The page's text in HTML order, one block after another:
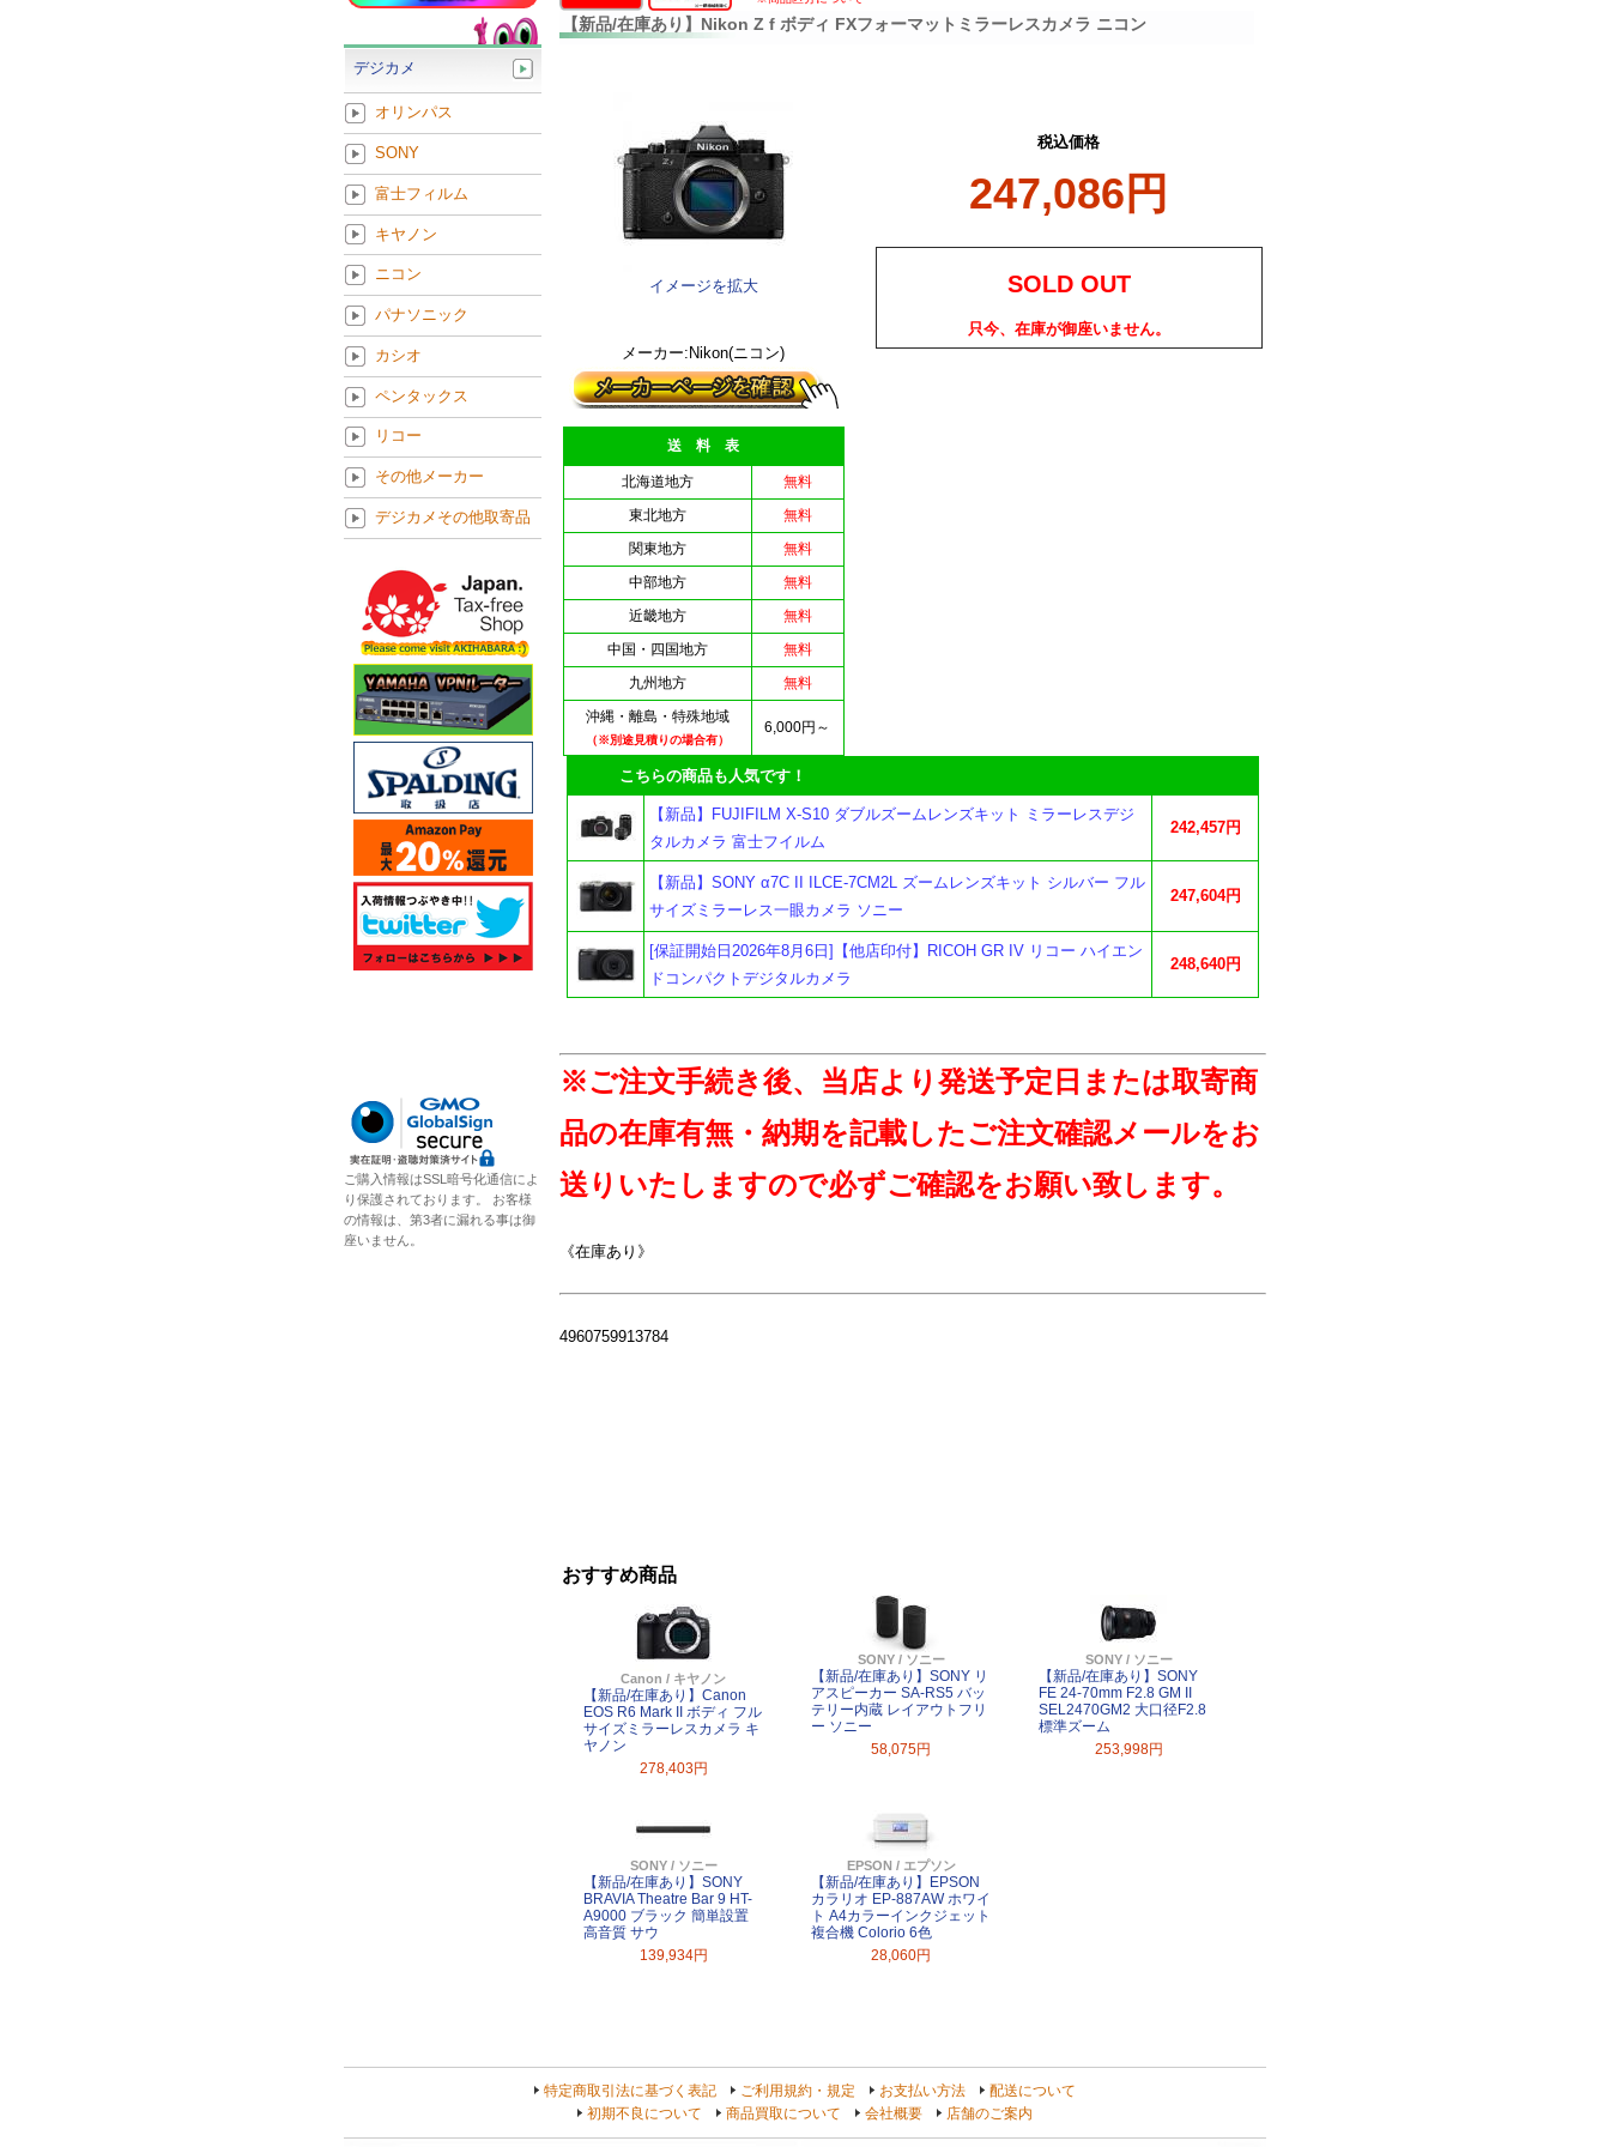
【新品/在庫あり】Nikon Z f ボディ FXフォーマットミラーレスカメラ ニコン
イメージを拡大
メーカー:Nikon(ニコン)
送 料 表
北海道地方
無料
東北地方
無料
関東地方
無料
中部地方
無料
近畿地方
無料
中国・四国地方
無料
九州地方
無料
沖縄・離島・特殊地域
（※別途見積りの場合有）
6,000円～
税込価格
247,086円
SOLD OUT
只今、在庫が御座いません。
こちらの商品も人気です！
【新品】FUJIFILM X-S10 ダブルズームレンズキット ミラーレスデジ
タルカメラ 富士フイルム
242,457円
【新品】SONY α7C II ILCE-7CM2L ズームレンズキット シルバー フル
サイズミラーレス一眼カメラ ソニー
247,604円
[保証開始日2026年8月6日]【他店印付】RICOH GR IV リコー ハイエン
ドコンパクトデジタルカメラ
248,640円
※ご注文手続き後、当店より発送予定日または取寄商
品の在庫有無・納期を記載したご注文確認メールをお
送りいたしますので必ずご確認をお願い致します。
《在庫あり》
4960759913784
おすすめ商品
Canon / キヤノン
【新品/在庫あり】Canon
EOS R6 Mark II ボディ フル
サイズミラーレスカメラ キ
ヤノン
278,403円
SONY / ソニー
【新品/在庫あり】SONY リ
アスピーカー SA-RS5 バッ
テリー内蔵 レイアウトフリ
ー ソニー
58,075円
SONY / ソニー
【新品/在庫あり】SONY
FE 24-70mm F2.8 GM II
SEL2470GM2 大口径F2.8
標準ズーム
253,998円
SONY / ソニー
【新品/在庫あり】SONY
BRAVIA Theatre Bar 9 HT-
A9000 ブラック 簡単設置
高音質 サウ
139,934円
EPSON / エプソン
【新品/在庫あり】EPSON
カラリオ EP-887AW ホワイ
ト A4カラーインクジェット
複合機 Colorio 6色
28,060円
デジカメ
オリンパス
SONY
富士フィルム
キヤノン
ニコン
パナソニック
カシオ
ペンタックス
リコー
その他メーカー
デジカメその他取寄品
ご購入情報はSSL暗号化通信によ
り保護されております。 お客様
の情報は、第3者に漏れる事は御
座いません。
特定商取引法に基づく表記 ご利用規約・規定 お支払い方法
配送について
初期不良について
商品買取について 会社概要 店舗のご案内